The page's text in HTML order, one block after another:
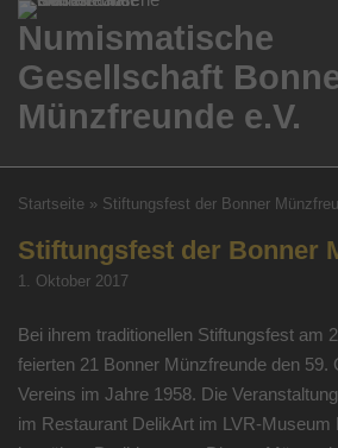
Skip
content
Numismatische
Gesellschaft
Münzfreunde e.V.
Startseite » Stiftungsfest der Bonner
Stiftungsfest der Bonner
1. Oktober 2017
Bei ihrem traditionellen Stiftungsfest am
feierten 21 Bonner Münzfreunde den 59.
Vereins im Jahre 1958. Die
im Restaurant DelikArt im LVR-Museum